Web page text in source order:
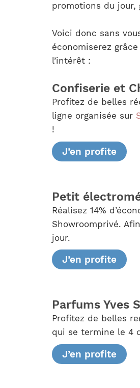
promotions du
Voici donc sans
économiserez
l’intérêt :
Confiserie et
Profitez de belles
ligne organisée sur
!
J’en profite
Petit
Réalisez 14%
Showroomprivé.
jour.
J’en profite
Parfums Yves
Profitez de belles
qui se termine le 4
J’en profite